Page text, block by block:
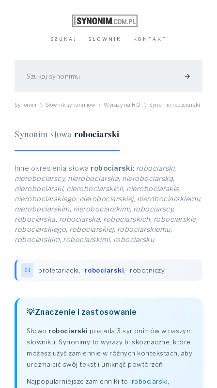
SZUKAJ SŁOWNIK KONTAKT
arrow_forward
Synonim \ Słownik synonimów \ Wyrazy na RO \ Synonim robociarski
Synonim słowa robociarski
Inne określenia słowa robociarski: robociarski,
nierobociarscy, nierobociarska, nierobociarską,
nierobociarski, nierobociarskich, nierobociarskie,
nierobociarskiego, nierobociarskiej, nierobociarskiemu,
nierobociarskim, nierobociarskimi, robociarscy,
robociarska, robociarską, robociarskich, robociarskie,
robociarskiego, robociarskiej, robociarskiemu,
robociarskim, robociarskimi, robociarsku
01 proletariacki robociarski robotniczy
Znaczenie i zastosowanie
Słowo robociarski posiada 3 synonimów w naszym
słowniku. Synonimy to wyrazy bliskoznaczne, które
możesz użyć zamiennie w różnych kontekstach, aby
urozmaicić swój tekst i uniknąć powtórzeń.
Najpopularniejsze zamienniki to: robociarski,